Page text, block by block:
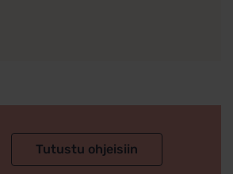
Tutustu ohjeisiin